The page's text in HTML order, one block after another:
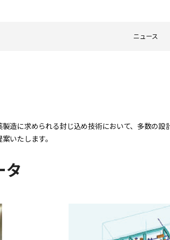
ニュース
造に求められる封じ込め技術において、多数の設
いたします。
タ